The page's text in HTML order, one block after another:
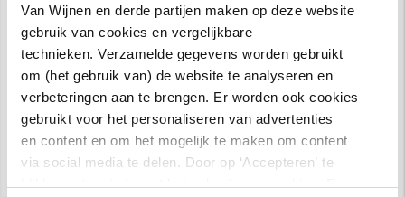
Van Wijnen en derde partijen maken op deze website
gebruik van cookies en vergelijkbare
technieken. Verzamelde gegevens worden gebruikt
om (het gebruik van) de website te analyseren en
verbeteringen aan te brengen. Er worden ook cookies
gebruikt voor het personaliseren van advertenties
en content en om het mogelijk te maken om content
via social media te delen. Door op ‘Accepteren’ te
klikken, stem je in met het gebruik van cookies. Een
markeert. Tegelijkertijd was er gelegenheid
voor de toekomstige bewoners om hun
nieuwe buren te ontmoeten en samen te
proosten op een voorspoedig vervolg van de
bouw. BPD en Van Wijnen zijn blij met de
zichtbare voortgang van de bouw en de
betrokkenheid van de bewoners. Hierdoor
komt de ontwikkeling van het gebied voor